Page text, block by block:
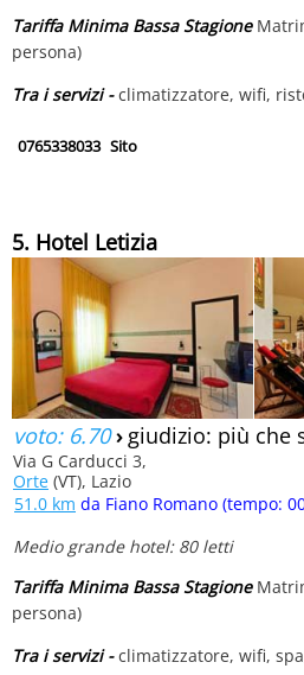
Tariffa Minima Bassa Stagione
persona)
Tra i servizi -climatizzatore, wifi,
0765338033 Sito
5. Hotel Letizia
voto: 6.70› giudizio: più che
Via G Carducci 3,
Orte (VT), Lazio
51.0 km da Fiano Romano (tempo:
Medio grande hotel: 80 letti
Tariffa Minima Bassa Stagione
persona)
Tra i servizi -climatizzatore, wifi,